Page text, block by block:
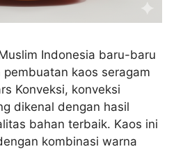
Indonesia baru-baru
kaos seragam
Konveksi, konveksi
dikenal dengan hasil
bahan terbaik. Kaos ini
kombinasi warna